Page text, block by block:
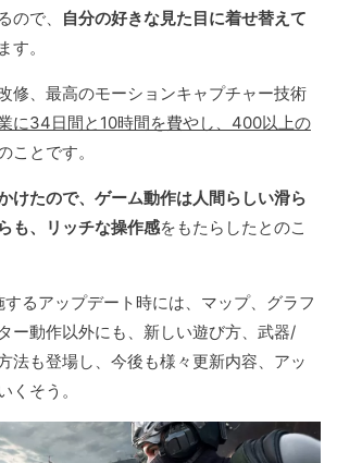
ので、
自分の好きな見た目に着せ替えて
す。
修、最高のモーションキャプチャー技術
に34日間と10時間を費やし、400以上の
ことです。
けたので、ゲーム動作は人間らしい滑ら
も、リッチな操作感をもたらしたとのこ
るアップデート時には、マップ、グラフ
ー動作以外にも、新しい遊び方、武器/
法も登場し、今後も様々更新内容、アッ
くそう。